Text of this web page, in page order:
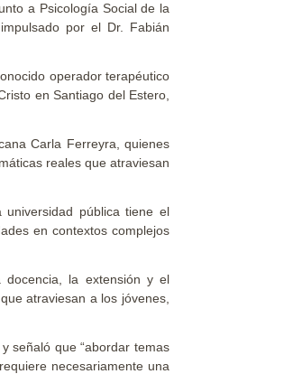
a Psicología Social de la
por el Dr. Fabián
operador terapéutico
en Santiago del Estero,
Carla Ferreyra, quienes
reales que atraviesan
pública tiene el
en contextos complejos
docencia, la extensión y el
atraviesan a los jóvenes,
señaló que “abordar temas
necesariamente una